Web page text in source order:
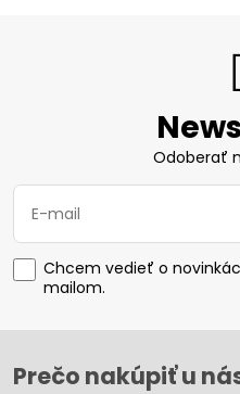
Odoberať
Chcem vedieť o
mailom.
Prečo nakúpiť u